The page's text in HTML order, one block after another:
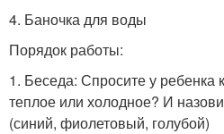
4. Баночка для воды
Порядок работы:
1. Беседа: Спросите у ребенка
теплое или холодное? И
(синий, фиолетовый, голубой)